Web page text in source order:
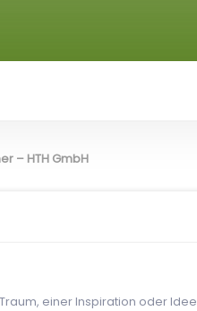
– HTH GmbH
einer Inspiration oder